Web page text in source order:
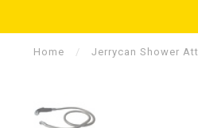
Home / Jerrycan Shower